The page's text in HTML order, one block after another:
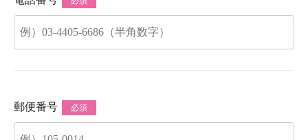
郵便番号 必須